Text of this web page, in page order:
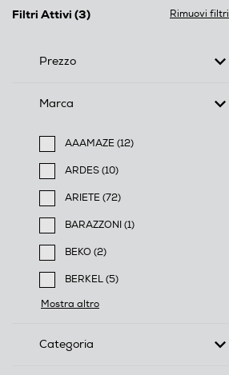
Filtri Attivi (3) Rimuovi filtri
Prezzo
Marca
AAAMAZE (12)
Filtra per Marca: AAAMAZE
ARDES (10)
Filtra per Marca: ARDES
ARIETE (72)
Filtra per Marca: ARIETE
BARAZZONI (1)
Filtra per Marca: BARAZZONI
BEKO (2)
Filtra per Marca: BEKO
BERKEL (5)
Filtra per Marca: BERKEL
Mostra altro
Categoria